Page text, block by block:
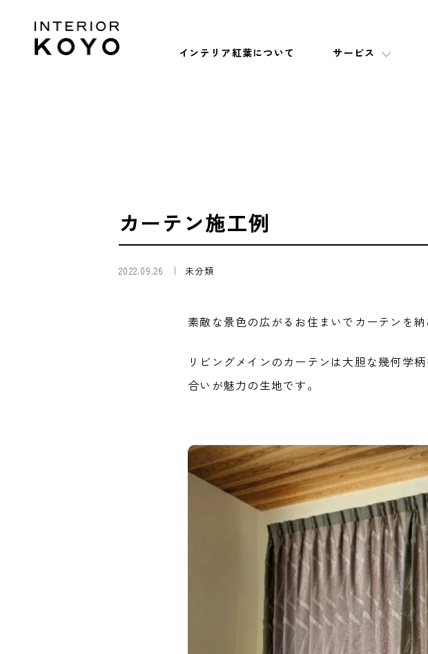
インテリア紅葉について サービス
カーテン施工例
2022.09.26 未分類
素敵な景色の広がるお住まいでカーテンを納
リビングメインのカーテンは大胆な幾何学
合いが魅力の生地です。